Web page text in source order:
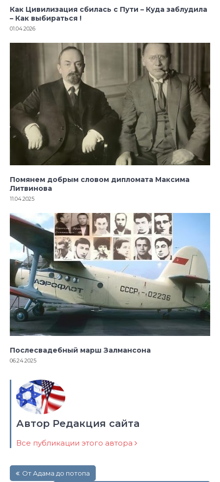
Как Цивилизация сбилась с Пути – Куда заблудила
– Как выбираться !
01.04.2026
Помянем добрым словом дипломата Максима
Литвинова
11.04.2025
Послесвадебный марш Залмансона
06.24.2025
Автор Редакция сайта
Все публикации этого автора
по От Адама до потопа